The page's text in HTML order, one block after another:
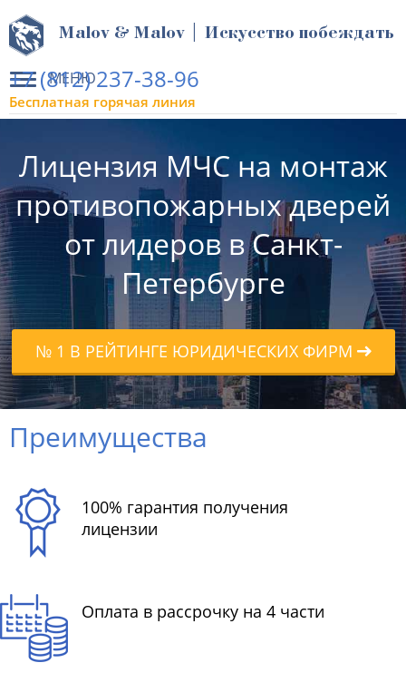
МЕНЮ
Malov & Malov | Искусство побеждать
+7 (812) 237-38-96
Бесплатная горячая линия
Лицензия МЧС на монтаж
противопожарных дверей
от лидеров в Санкт-
Петербурге
№ 1 В РЕЙТИНГЕ ЮРИДИЧЕСКИХ ФИРМ
Преимущества
100% гарантия получения
лицензии
Оплата в рассрочку на 4 части